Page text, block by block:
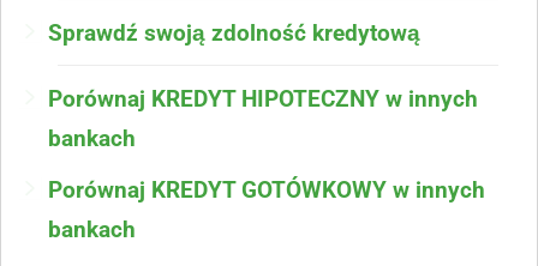
Sprawdź swoją zdolność kredytową
Porównaj KREDYT HIPOTECZNY w innych
bankach
Porównaj KREDYT GOTÓWKOWY w innych
bankach